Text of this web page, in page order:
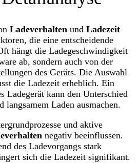
Ladeverhalten und Ladezeit
die eine entscheidende
hängt die Ladegeschwindigkeit
ab, sondern auch von der
des Geräts. Die Auswahl
die Ladezeit erheblich. Ein
Ladegerät kann den Unterschied
langsamem Laden ausmachen.
und aktive
negativ beeinflussen.
des Ladevorgangs stark
sich die Ladezeit signifikant.